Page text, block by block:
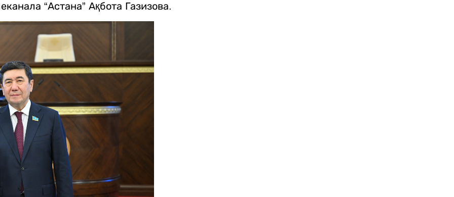
“Астана” Ақбота Газизова.